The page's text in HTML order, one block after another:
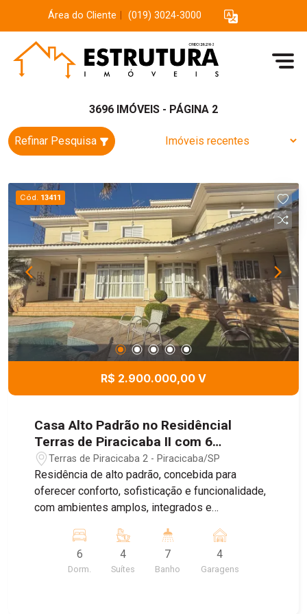
Área do Cliente (019) 3024-3000
3696 IMÓVEIS - PÁGINA 2
Refinar Pesquisa
Cód. 13411
R$ 2.900.000,00 V
Casa Alto Padrão no Residêncial
Terras de Piracicaba II com 6
Domitórios sendo 4 Suítes, 674,55m² -
Piracicaba/SP
Terras de Piracicaba 2 - Piracicaba/SP
Residência de alto padrão, concebida para
oferecer conforto, sofisticação e funcionalidade,
com ambientes amplos, integrados e
térreo, o hall de entrada em mármore conduz às
elegantes salas de estar, jantar e TV,
complementadas por adega, escritório, lavabo,
6
Dorm.
4
Suítes
7
Banho
4
Garagens